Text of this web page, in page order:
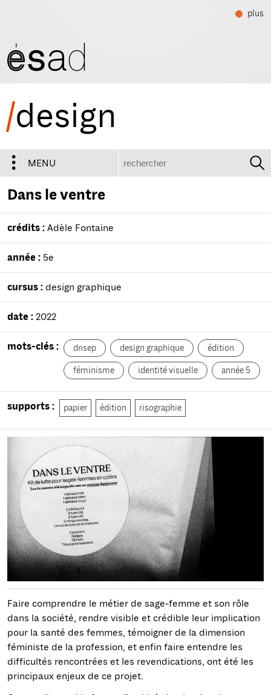
plus
/design
MENU
Dans le ventre
crédits : Adèle Fontaine
année : 5e
cursus : design graphique
date : 2022
mots-clés : dnsep design graphique édition
féminisme identité visuelle année 5
supports : papier édition risographie
Faire comprendre le métier de sage-femme et son rôle
dans la société, rendre visible et crédible leur implication
pour la santé des femmes, témoigner de la dimension
féministe de la profession, et enfin faire entendre les
difficultés rencontrées et les revendications, ont été les
principaux enjeux de ce projet.